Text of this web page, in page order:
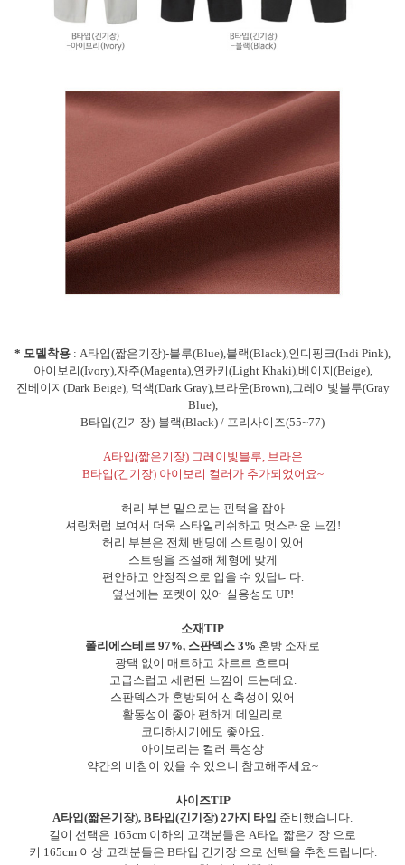
* 모델착용 : A타입(짧은기장)-블루(Blue),블랙(Black),인디핑크(Indi Pink),
아이보리(Ivory),자주(Magenta),연카키(Light Khaki),베이지(Beige),
진베이지(Dark Beige), 먹색(Dark Gray),브라운(Brown),그레이빛블루(Gray
Blue),
B타입(긴기장)-블랙(Black) / 프리사이즈(55~77)
A타입(짧은기장) 그레이빛블루, 브라운
B타입(긴기장) 아이보리 컬러가 추가되었어요~
허리 부분 밑으로는 핀턱을 잡아
셔링처럼 보여서 더욱 스타일리쉬하고 멋스러운 느낌!
허리 부분은 전체 밴딩에 스트링이 있어
스트링을 조절해 체형에 맞게
편안하고 안정적으로 입을 수 있답니다.
옆선에는 포켓이 있어 실용성도 UP!
소재TIP
폴리에스테르 97%, 스판덱스 3% 혼방 소재로
광택 없이 매트하고 차르르 흐르며
고급스럽고 세련된 느낌이 드는데요.
스판덱스가 혼방되어 신축성이 있어
활동성이 좋아 편하게 데일리로
코디하시기에도 좋아요.
아이보리는 컬러 특성상
약간의 비침이 있을 수 있으니 참고해주세요~
사이즈TIP
A타입(짧은기장), B타입(긴기장) 2가지 타입 준비했습니다.
길이 선택은 165cm 이하의 고객분들은 A타입 짧은기장 으로
키 165cm 이상 고객분들은 B타입 긴기장 으로 선택을 추천드립니다.